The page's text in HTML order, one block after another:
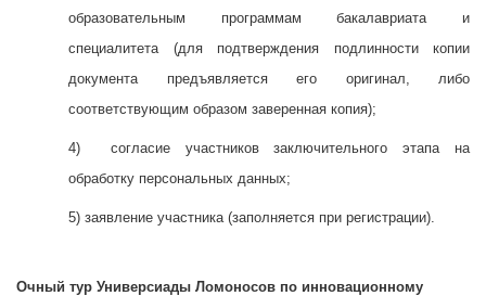
образовательным программам бакалавриата и
специалитета (для подтверждения подлинности копии
документа предъявляется его оригинал, либо
соответствующим образом заверенная копия);
4) согласие участников заключительного этапа на
обработку персональных данных;
5) заявление участника (заполняется при регистрации).
Очный тур Универсиады Ломоносов по инновационному